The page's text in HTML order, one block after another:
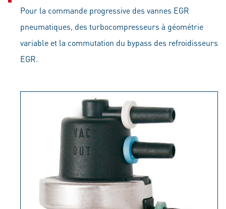
Pour la commande progressive des vannes EGR
pneumatiques, des turbocompresseurs à géométrie
variable et la commutation du bypass des refroidisseurs
EGR.